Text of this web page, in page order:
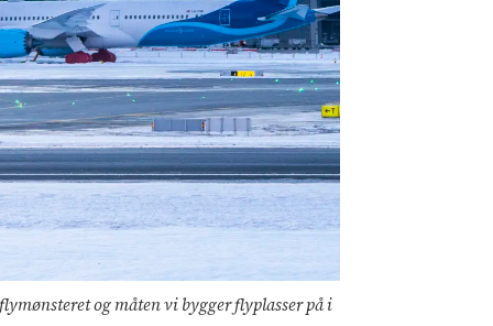
og måten vi bygger flyplasser på i